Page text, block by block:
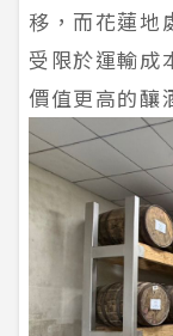
移，而花蓮地
受限於運輸成
價值更高的釀